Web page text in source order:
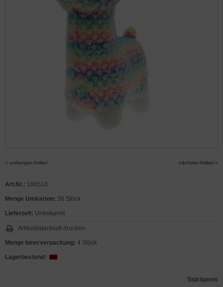
« vorheriger Artikel nächster Artikel »
Art.Nr.: 186510
Menge Umkarton: 36 Stück
Lieferzeit: Unbekannt
Artikeldatenblatt drucken
Menge Innerverpackung: 4 Stück
Lagerbestand:
Stückpreis